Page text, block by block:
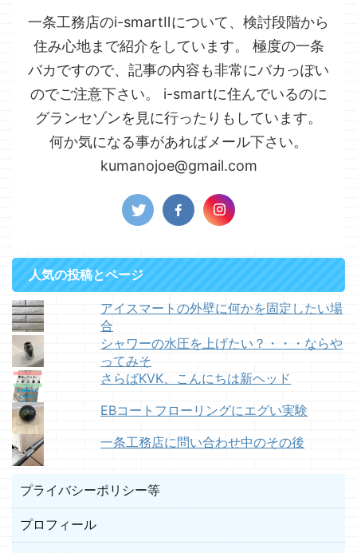
一条工務店のi-smartⅡについて、検討段階から
住み心地まで紹介をしています。 極度の一条
バカですので、記事の内容も非常にバカっぽい
のでご注意下さい。 i-smartに住んでいるのに
グランセゾンを見に行ったりもしています。
何か気になる事があればメール下さい。
kumanojoe@gmail.com
人気の投稿とページ
アイスマートの外壁に何かを固定したい場
合
シャワーの水圧を上げたい？・・・ならや
ってみそ
さらばKVK、こんにちは新ヘッド
EBコートフローリングにエグい実験
一条工務店に問い合わせ中のその後
プライバシーポリシー等
プロフィール